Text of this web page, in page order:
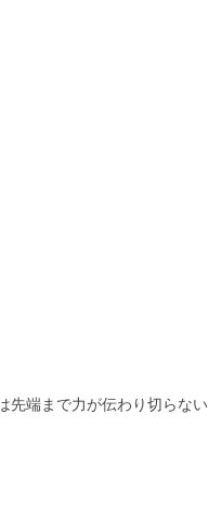
先端まで力が伝わり切らない